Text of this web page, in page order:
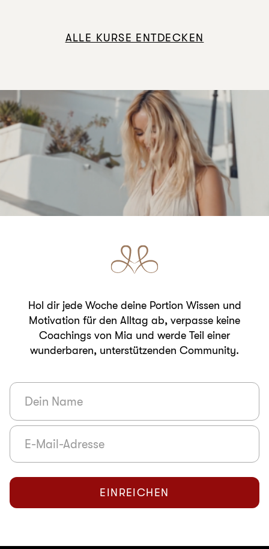
ALLE KURSE ENTDECKEN
Hol dir jede Woche deine Portion Wissen und
Motivation für den Alltag ab, verpasse keine
Coachings von Mia und werde Teil einer
wunderbaren, unterstützenden Community.